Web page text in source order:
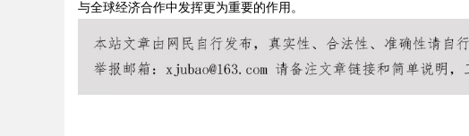
与全球经济合作中发挥更为重要的作用。